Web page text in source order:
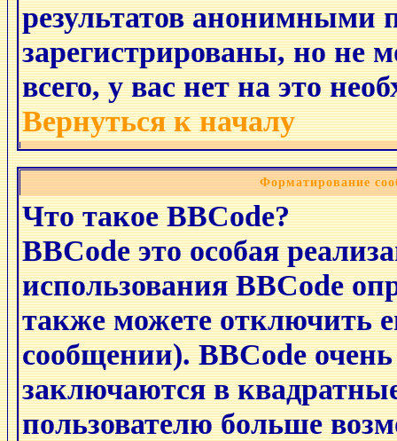
результатов анонимными
зарегистрированы, но не
всего, у вас нет на это
Вернуться к началу
Форматирование
Что такое BBCode?
BBCode это особая
использования BBCode
также можете отключить
сообщении). BBCode
заключаются в
пользователю больше